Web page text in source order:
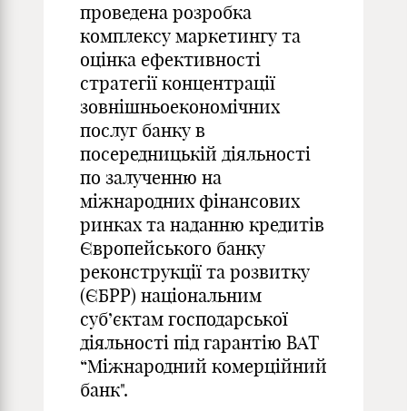
проведена розробка
комплексу маркетингу та
оцінка ефективності
стратегії концентрації
зовнішньоекономічних
послуг банку в
посередницькій діяльності
по залученню на
міжнародних фінансових
ринках та наданню кредитів
Європейського банку
реконструкції та розвитку
(ЄБРР) національним
суб’єктам господарської
діяльності під гарантію ВАТ
“Міжнародний комерційний
банк".